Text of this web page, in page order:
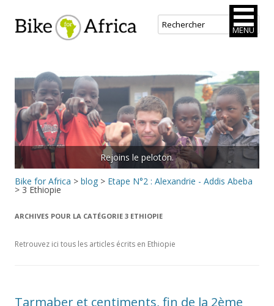
Bike for Africa
contenu
principal
Rejoins le peloton.
Bike for Africa > blog > Etape N°2 : Alexandrie - Addis Abeba
> 3 Ethiopie
ARCHIVES POUR LA CATÉGORIE 3 ETHIOPIE
Retrouvez ici tous les articles écrits en Ethiopie
Tarmaber et centiments, fin de la 2ème
MENU